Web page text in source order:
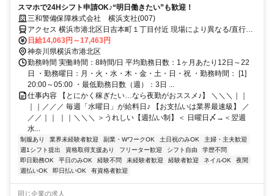
スマホで24Hシフト申請OK♪“明日働きたい”も歓迎！
三和警備保障株式会社 横浜支社(007)
アクセス 横浜市港北区日吉本町１丁目付近 現場により異なる/直行直
帰/勤務地相談可 ■週3日～■電話面接
日給14,063円～17,463円
神奈川県横浜市港北区
勤務時間 実働時間：8時間/日 平均勤務日数：1ヶ月あたり12日～22
日 ・勤務曜日：月・火・水・木・金・土・日・祝 ・勤務時間： [1]
20:00～05:00 ・最低勤務日数（週）：3日 ...
仕事内容 【とにかく稼ぎたい…なら夜勤がおススメ♪】 ＼＼＼｜｜
｜｜／／／ 毎週「水曜日」が給料日♪ 【お支払いは業界最速級】 ／
／／｜｜ ｜｜＼＼＼ ＞うれしい【週払い制】＜ 日曜日〆→＜翌週
水...
制服あり 業界未経験者歓迎 副業・WワークOK 土日祝のみOK
主婦・主夫歓迎
週1シフト提出
資格取得支援あり フリーター歓迎 シフト自由
学歴不問
即日勤務OK
平日のみOK 経験不問 未経験者歓迎 経験者歓迎 ネイルOK
夜間
週払いOK
即日払いOK 有資格者歓迎
同じ企業の求人